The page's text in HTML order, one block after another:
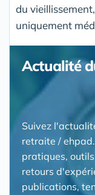
du
uniquement
Actualité
Suivez
retraite /
pratiques,
retours
publications,